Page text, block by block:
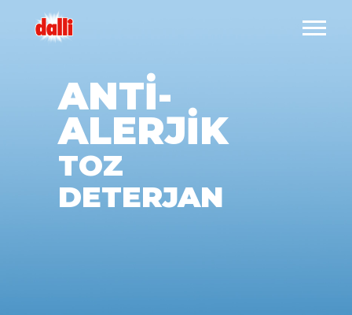
ANTİ-
ALERJİK
TOZ
DETERJAN